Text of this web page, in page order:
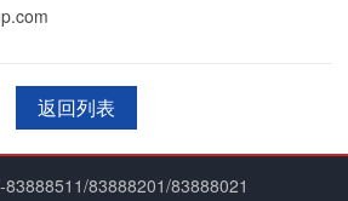
返回列表
83888511/83888201/83888021